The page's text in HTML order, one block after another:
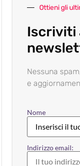
Ottieni gli
Iscriviti
Nessuna
e
Nome
Indirizzo email: